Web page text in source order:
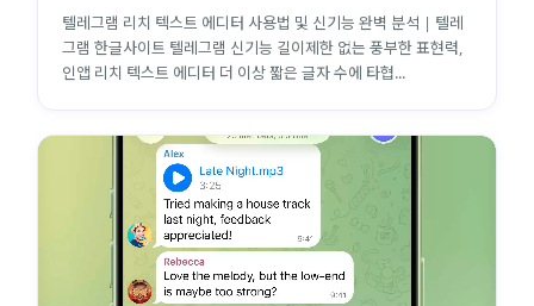
텔레그램 리치 텍스트 에디터 사용법 및 신기능 완벽 분석 | 텔레
그램 한글사이트 텔레그램 신기능 길이제한 없는 풍부한 표현력,
인앱 리치 텍스트 에디터 더 이상 짧은 글자 수에 타협...